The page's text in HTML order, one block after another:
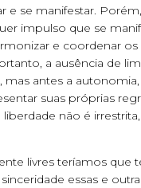
e se manifestar.
impulso que se
e coordenar os
a ausência de
mas antes a autonomia,
suas próprias
liberdade não é
livres teríamos que
essas e